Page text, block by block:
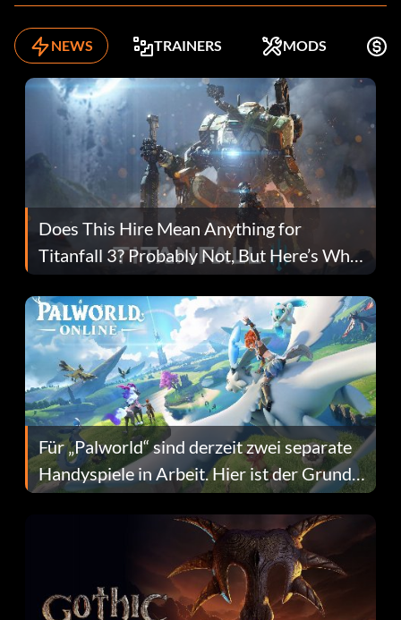
NEWS TRAINERS MODS
Does This Hire Mean Anything for
Titanfall 3? Probably Not, But Here’s Why
Fans Are Hopeful
Für „Palworld“ sind derzeit zwei separate
Handyspiele in Arbeit. Hier ist der Grund
dafür.